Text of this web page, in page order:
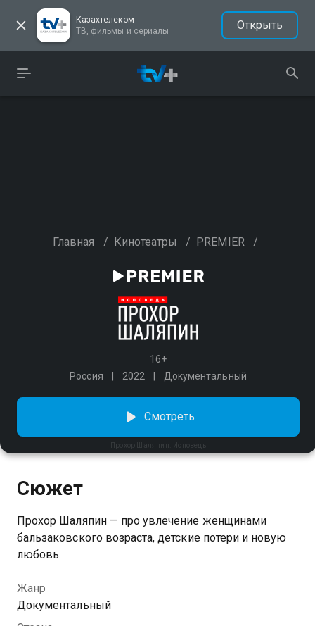
Казахтелеком
ТВ, фильмы и сериалы
Открыть
Главная / Кинотеатры / PREMIER /
16+
Россия
2022 Документальный
Прохор Шаляпин. Исповедь
Смотреть
Сюжет
Прохор Шаляпин — про увлечение женщинами
бальзаковского возраста, детские потери и новую
любовь.
Жанр
Документальный